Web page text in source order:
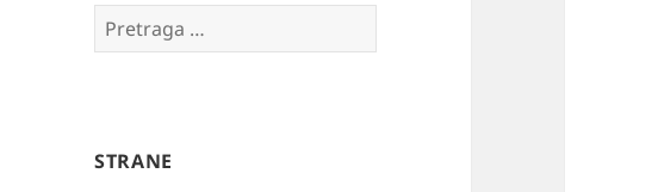
Pretraga
za:
STRANE